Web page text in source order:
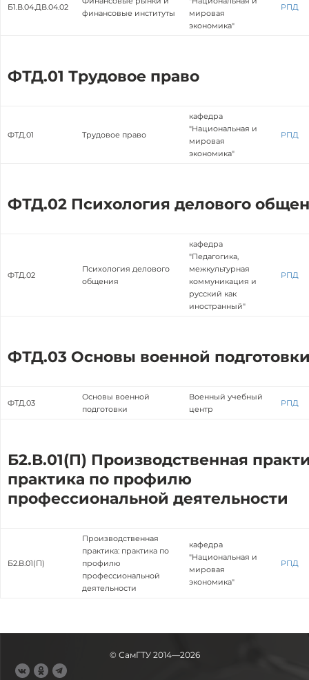
Б1.В.04.ДВ.04.02
финансовые институты
мировая
экономика"
РПД
ФТД.01 Трудовое право
ФТД.01 Трудовое право
кафедра
"Национальная и
мировая
экономика"
РПД
ФТД.02 Психология делового
ФТД.02
Психология делового
общения
кафедра
"Педагогика,
межкультурная
коммуникация и
русский как
иностранный"
РПД
ФТД.03 Основы военной
ФТД.03
Основы военной
подготовки
Военный учебный
центр
РПД
Б2.В.01(П) Производственная
практика по профилю
профессиональной деятельности
Б2.В.01(П)
Производственная
практика: практика по
профилю
профессиональной
деятельности
кафедра
"Национальная и
мировая
экономика"
РПД
© СамГТУ 2014—2026